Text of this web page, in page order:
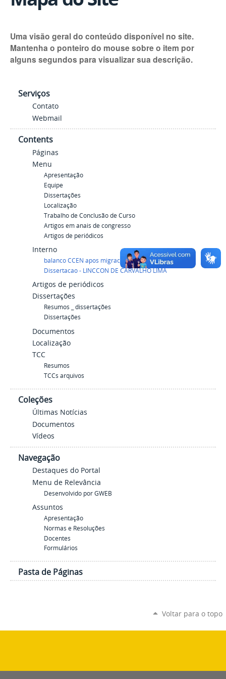
Uma visão geral do conteúdo disponível no site.
Mantenha o ponteiro do mouse sobre o item por
alguns segundos para visualizar sua descrição.
Serviços
Contato
Webmail
Contents
Páginas
Menu
Apresentação
Equipe
Dissertações
Localização
Trabalho de Conclusão de Curso
Artigos em anais de congresso
Artigos de periódicos
Interno
balanco CCEN apos migracao.pdf
Dissertacao - LINCCON DE CARVALHO LIMA
Artigos de periódicos
Dissertações
Resumos _ dissertações
Dissertações
Documentos
Localização
TCC
Resumos
TCCs arquivos
Coleções
Últimas Notícias
Documentos
Vídeos
Navegação
Destaques do Portal
Menu de Relevância
Desenvolvido por GWEB
Assuntos
Apresentação
Normas e Resoluções
Docentes
Formulários
Pasta de Páginas
Voltar para o topo